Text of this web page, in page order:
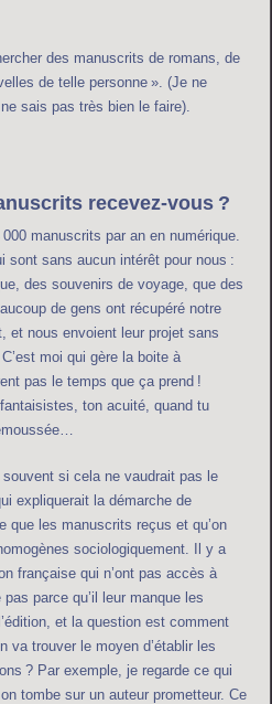
des manuscrits de romans, de
de telle personne ». (Je ne
sais pas très bien le faire).
recevez-vous ?
manuscrits par an en numérique.
sont sans aucun intérêt pour nous :
des souvenirs de voyage, que des
de gens ont récupéré notre
et nous envoient leur projet sans
moi qui gère la boite à
pas le temps que ça prend !
ton acuité, quand tu
si cela ne vaudrait pas le
expliquerait la démarche de
que les manuscrits reçus et qu’on
sociologiquement. Il y a
française qui n’ont pas accès à
pas parce qu’il leur manque les
et la question est comment
va trouver le moyen d’établir les
? Par exemple, je regarde ce qui
tombe sur un auteur prometteur. Ce